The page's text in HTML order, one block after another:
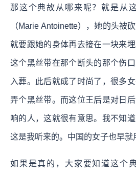
那这个典故从哪来呢？就是从
（Marie Antoinette），她的头被
就要跟她的身体再去接在一块来
这个黑丝带在那个断头的那个伤
入葬。此后就成了时尚了，很多
弄个黑丝带。而这位王后是对日
响的人，这就很有意思。我不知
这是我听来的。中国的女子也早就
如果是真的，大家要知道这个